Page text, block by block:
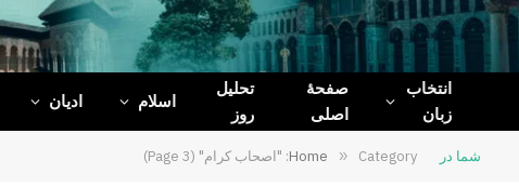
انتخاب
زبان
صفحۀ
اصلی
تحلیل
روز
اسلام ادیان
شما در Home » Category: "اصحاب کرام" (Page 3)